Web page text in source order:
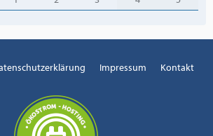
Impressum Kontakt